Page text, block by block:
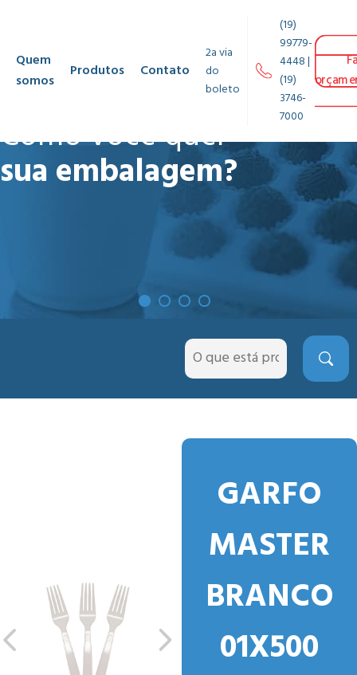
Quem
somos
Produtos Contato
2a via
do
boleto
(19)
99779-
4448 |
(19)
3746-
7000
Como você quer
sua embalagem?
GARFO
MASTER
BRANCO
01X500